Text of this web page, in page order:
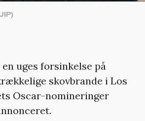
uges forsinkelse på
skovbrande i Los
Oscar-nomineringer